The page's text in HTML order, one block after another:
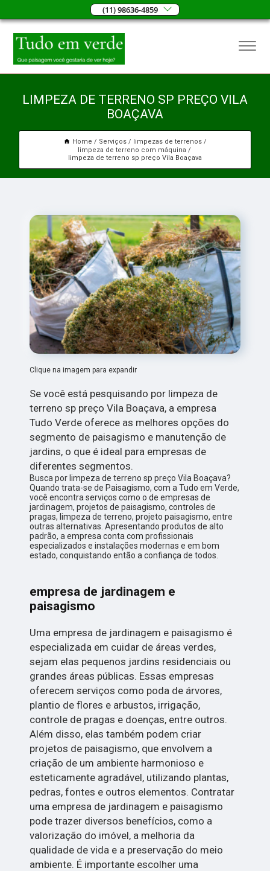
(11) 98636-4859
LIMPEZA DE TERRENO SP PREÇO VILA
BOAÇAVA
Home Serviços
limpezas de terrenos
limpeza de terreno com máquina
limpeza de terreno sp preço Vila Boaçava
Clique na imagem para expandir
Se você está pesquisando por limpeza de
terreno sp preço Vila Boaçava, a empresa
Tudo Verde oferece as melhores opções do
segmento de paisagismo e manutenção de
jardins, o que é ideal para empresas de
diferentes segmentos.
Busca por limpeza de terreno sp preço Vila Boaçava?
Quando trata-se de Paisagismo, com a Tudo em Verde,
você encontra serviços como o de empresas de
jardinagem, projetos de paisagismo, controles de
pragas, limpeza de terreno, projeto paisagismo, entre
outras alternativas. Apresentando produtos de alto
padrão, a empresa conta com profissionais
especializados e instalações modernas e em bom
estado, conquistando então a confiança de todos.
empresa de jardinagem e
paisagismo
Uma empresa de jardinagem e paisagismo é
especializada em cuidar de áreas verdes,
sejam elas pequenos jardins residenciais ou
grandes áreas públicas. Essas empresas
oferecem serviços como poda de árvores,
plantio de flores e arbustos, irrigação,
controle de pragas e doenças, entre outros.
Além disso, elas também podem criar
projetos de paisagismo, que envolvem a
criação de um ambiente harmonioso e
esteticamente agradável, utilizando plantas,
pedras, fontes e outros elementos. Contratar
uma empresa de jardinagem e paisagismo
pode trazer diversos benefícios, como a
valorização do imóvel, a melhoria da
qualidade de vida e a preservação do meio
ambiente. É importante escolher uma